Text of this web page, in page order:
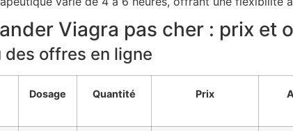
Viagra pas cher : prix et
des offres en ligne
Dosage Quantité Prix